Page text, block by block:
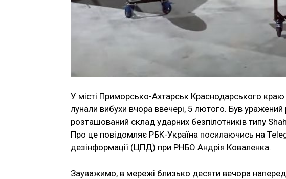
У місті Приморсько-Ахтарськ Краснодарського краю
лунали вибухи вчора ввечері, 5 лютого. Був
розташований склад ударних безпілотників типу
Про це повідомляє РБК-Україна посилаючись на
дезінформації (ЦПД) при РНБО Андрія Коваленка.
Зауважимо, в мережі близько десяти вечора